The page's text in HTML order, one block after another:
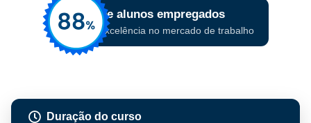
Duração do curso